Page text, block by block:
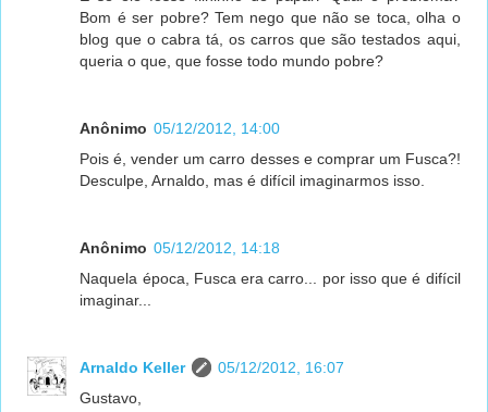
Bom é ser pobre? Tem nego que não se toca, olha o
blog que o cabra tá, os carros que são testados aqui,
queria o que, que fosse todo mundo pobre?
Anônimo 05/12/2012, 14:00
Pois é, vender um carro desses e comprar um Fusca?!
Desculpe, Arnaldo, mas é difícil imaginarmos isso.
Anônimo 05/12/2012, 14:18
Naquela época, Fusca era carro... por isso que é difícil
imaginar...
Arnaldo Keller
05/12/2012, 16:07
Gustavo,